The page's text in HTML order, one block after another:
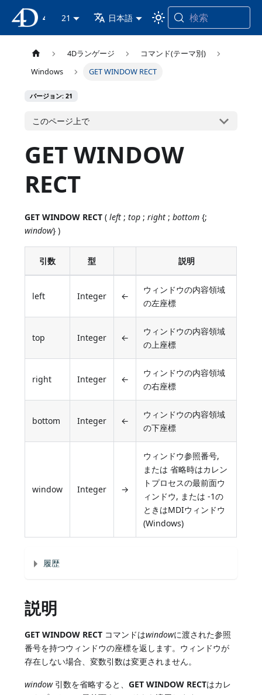
21 日本語 検索
4Dランゲージ
コマンド(テーマ別)
Windows
GET WINDOW RECT
バージョン: 21
このページ上で
GET WINDOW
RECT
GET WINDOW RECT (left ;top ;right ;bottom {;
window} )
引数 型 説明
left Integer ←
ウィンドウの内容領域
の左座標
top Integer ←
ウィンドウの内容領域
の上座標
right Integer ←
ウィンドウの内容領域
の右座標
bottom Integer ←
ウィンドウの内容領域
の下座標
window Integer →
ウィンドウ参照番号,
または 省略時はカレン
トプロセスの最前面ウ
ィンドウ, または -1の
ときはMDIウィンドウ
(Windows)
履歴
説明
GET WINDOW RECT コマンドはwindowに渡された参照
番号を持つウィンドウの座標を返します。ウィンドウが
存在しない場合、変数引数は変更されません。
window引数を省略すると、GET WINDOW RECTはカレ